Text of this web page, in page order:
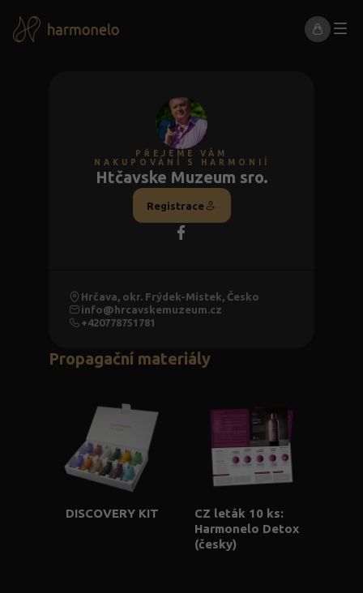
PŘEJEME VÁM
NAKUPOVÁNÍ S HARMONIÍ
Htčavske Muzeum sro.
Registrace
Hrčava, okr. Frýdek-Místek, Česko
info@hrcavskemuzeum.cz
+420778751781
Propagační materiály
DISCOVERY KIT
CZ leták 10 ks:
Harmonelo Detox
(česky)